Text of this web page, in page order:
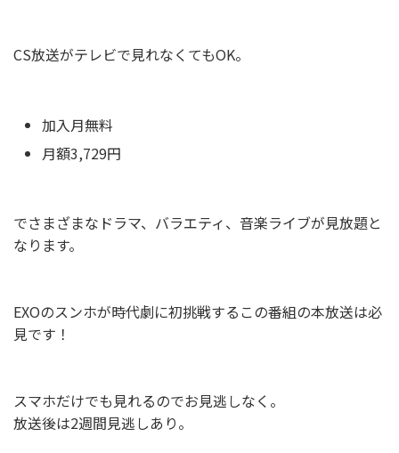
CS放送がテレビで見れなくてもOK。
加入月無料
月額3,729円
でさまざまなドラマ、バラエティ、音楽ライブが見放題と
なります。
EXOのスンホが時代劇に初挑戦するこの番組の本放送は必
見です！
スマホだけでも見れるのでお見逃しなく。
放送後は2週間見逃しあり。